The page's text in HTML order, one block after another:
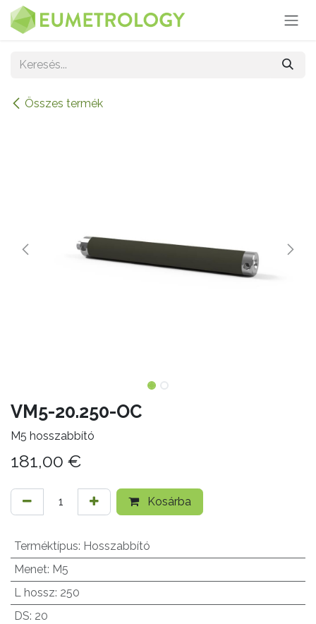
Kihagyás és továbblépés a tartalomhoz
Összes termék
VM5-20.250-OC
M5 hosszabbító
181,00 €
Kosárba
Terméktípus: Hosszabbító
Menet: M5
L hossz: 250
DS: 20